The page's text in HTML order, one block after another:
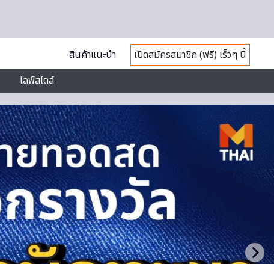
สินค้าแนะนำ
เปิดสมัครสมาชิก (ฟรี) เร็วๆ นี้
ไลฟ์สไตล์